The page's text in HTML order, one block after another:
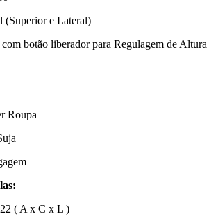
(Superior e Lateral)
botão liberador para Regulagem de Altura
Roupa
( A x C x L )